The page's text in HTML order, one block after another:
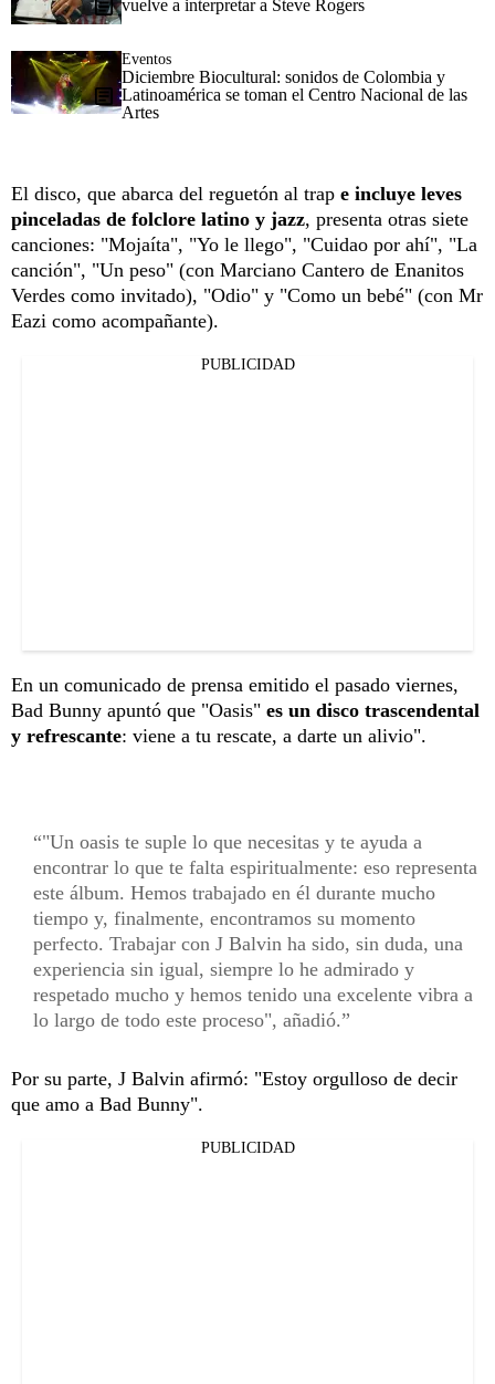
vuelve a interpretar a Steve Rogers
Eventos
Diciembre Biocultural: sonidos de Colombia y
Latinoamérica se toman el Centro Nacional de las
Artes
El disco, que abarca del reguetón al trap e incluye leves
pinceladas de folclore latino y jazz, presenta otras siete
canciones: "Mojaíta", "Yo le llego", "Cuidao por ahí", "La
canción", "Un peso" (con Marciano Cantero de Enanitos
Verdes como invitado), "Odio" y "Como un bebé" (con Mr
Eazi como acompañante).
PUBLICIDAD
En un comunicado de prensa emitido el pasado viernes,
Bad Bunny apuntó que "Oasis" es un disco trascendental
y refrescante: viene a tu rescate, a darte un alivio".
"Un oasis te suple lo que necesitas y te ayuda a
encontrar lo que te falta espiritualmente: eso representa
este álbum. Hemos trabajado en él durante mucho
tiempo y, finalmente, encontramos su momento
perfecto. Trabajar con J Balvin ha sido, sin duda, una
experiencia sin igual, siempre lo he admirado y
respetado mucho y hemos tenido una excelente vibra a
lo largo de todo este proceso", añadió.
Por su parte, J Balvin afirmó: "Estoy orgulloso de decir
que amo a Bad Bunny".
PUBLICIDAD